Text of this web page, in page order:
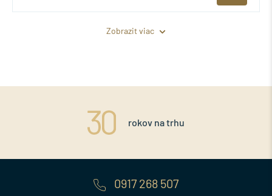
Zobrazit viac
rokov na trhu
0917 268 507